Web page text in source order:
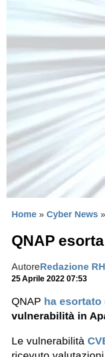
Home » Cyber News »
QNAP
AutoreRedazione
25 Aprile 2022 07:53
QNAP ha
vulnerabilità in
Le vulnerabilità